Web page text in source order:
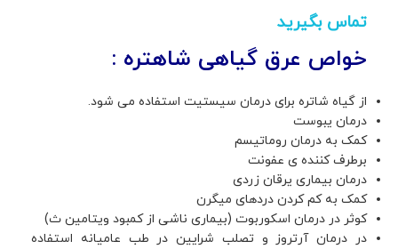
تماس بگیرید
خواص عرق گیاهی شاهتره :
از گیاه شاتره برای درمان سیستیت استفاده می شود.
درمان یبوست
کمک به درمان روماتیسم
برطرف کننده ی عفونت
درمان بیماری یرقان زردی
کمک به کم کردن دردهای میگرن
کوثر در درمان اسکوربوت (بیماری ناشی از کمبود ویتامین ث)
در درمان آرتروز و تصلب شرایین در طب عامیانه استفاده